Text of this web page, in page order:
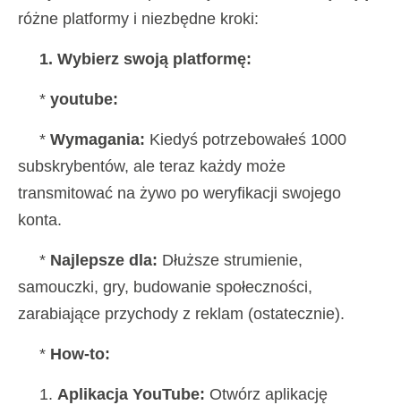
różne platformy i niezbędne kroki:
1. Wybierz swoją platformę:
* youtube:
* Wymagania: Kiedyś potrzebowałeś 1000
subskrybentów, ale teraz każdy może
transmitować na żywo po weryfikacji swojego
konta.
* Najlepsze dla: Dłuższe strumienie,
samouczki, gry, budowanie społeczności,
zarabiające przychody z reklam (ostatecznie).
* How-to:
1. Aplikacja YouTube: Otwórz aplikację